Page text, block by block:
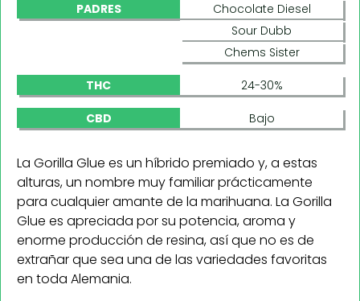
PADRES
Chocolate Diesel
Sour Dubb
Chems Sister
THC 24-30%
CBD Bajo
La Gorilla Glue es un híbrido premiado y, a estas
alturas, un nombre muy familiar prácticamente
para cualquier amante de la marihuana. La Gorilla
Glue es apreciada por su potencia, aroma y
enorme producción de resina, así que no es de
extrañar que sea una de las variedades favoritas
en toda Alemania.